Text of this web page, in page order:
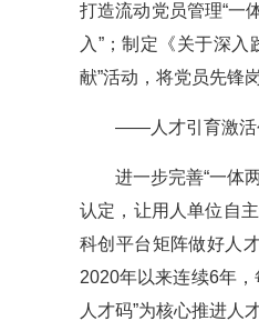
打造流动党员管理“一
入”；制定《关于深
献”活动，将党员先锋
——人才引育激活
进一步完善“一体
认定，让用人单位自
科创平台矩阵做好人
2020年以来连续6年，
人才码”为核心推进人